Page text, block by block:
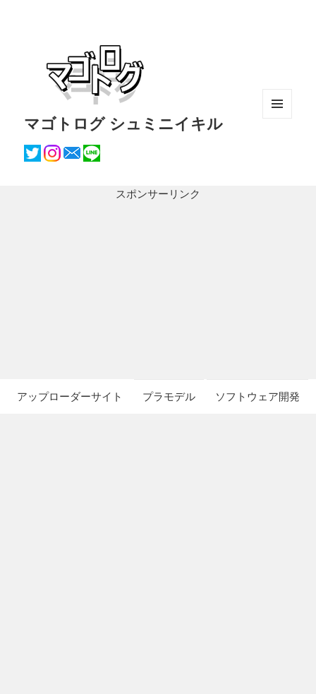
マゴトログ シュミニイキル
スポンサーリンク
アップローダーサイト プラモデル ソフトウェア開発